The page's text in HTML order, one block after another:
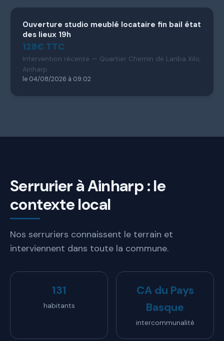
Ouverture studio meublé locataire fin bail état
des lieux 19h
128€ TTC
Intervention récente — Quartier Chemin de Lanba Xilo,
Ainharp
le 04/08/2026 à 09:02
Serrurier à Ainharp : le
contexte local
Nos serruriers connaissent le terrain et
interviennent dans toute la commune.
131
habitants
CA du Pays
Basque
intercommunalité